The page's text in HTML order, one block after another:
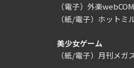
（電子）外楽
（紙/電子）ホットミ
美少女ゲーム
（紙/電子）月刊メガ